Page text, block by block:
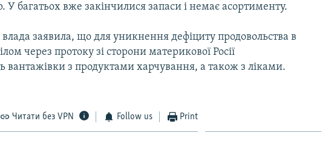
У багатьох вже закінчилися запаси і немає асортименту.
заявила, що для уникнення дефіциту продовольства в
через протоку зі сторони материкової Росії
вантажівки з продуктами харчування, а також з ліками.
Читати без VPN Follow us Print